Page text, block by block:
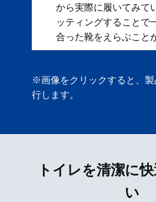
から実際に履いてみて
ッティングすることで
合った靴をえらぶこと
※画像をクリックすると、
行します。
トイレを清潔に
い